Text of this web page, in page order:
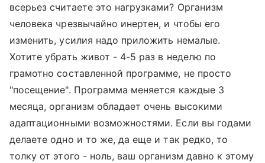
всерьез считаете это нагрузками? Организм
человека чрезвычайно инертен, и чтобы его
изменить, усилия надо приложить немалые.
Хотите убрать живот - 4-5 раз в неделю по
грамотно составленной программе, не просто
"посещение". Программа меняется каждые 3
месяца, организм обладает очень высокими
адаптационными возможностями. Если вы годами
делаете одно и то же, да еще и так редко, то
толку от этого - ноль, ваш организм давно к этому